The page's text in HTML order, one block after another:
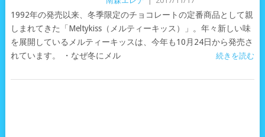
1992年の発売以来、冬季限定のチョコレートの定番商品として親
しまれてきた「Meltykiss（メルティーキッス）」。年々新しい味
を展開しているメルティーキッスは、今年も10月24日から発売さ
れています。 ・なぜ冬にメル
続きを読む